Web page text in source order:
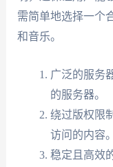
需简单地选择一个
和音乐。
广泛的服务
的服务器。
绕过版权限
访问的内容。
稳定且高效